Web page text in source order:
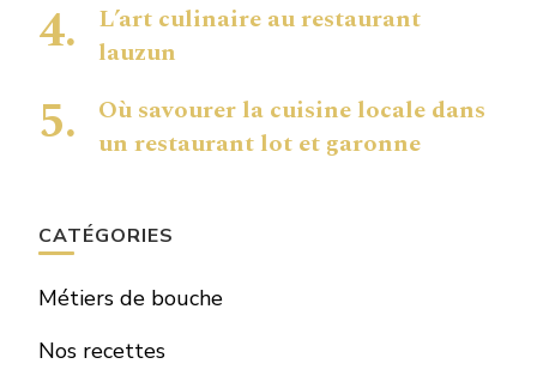
L’art culinaire au restaurant
lauzun
Où savourer la cuisine locale dans
un restaurant lot et garonne
CATÉGORIES
Métiers de bouche
Nos recettes